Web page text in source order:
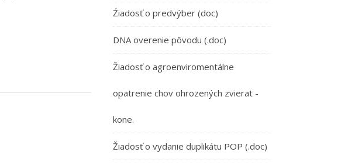
Źiadosť o predvýber (doc)
DNA overenie pôvodu (.doc)
Žiadosť o agroenviromentálne
opatrenie chov ohrozených zvierat -
kone.
Žiadosť o vydanie duplikátu POP (.doc)